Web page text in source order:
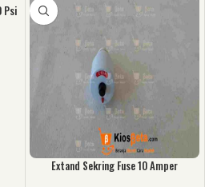
Psi
Extand Sekring Fuse 10 Amper